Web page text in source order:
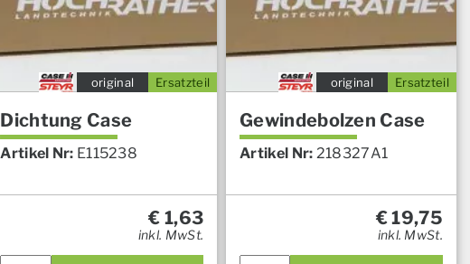
Ersatzteil
original
Dichtung Case
Artikel Nr: E115238
€ 1,63
inkl. MwSt.
Ersatzteil
original
Gewindebolzen Case
Artikel Nr: 218327A1
€19,75
inkl. MwSt.